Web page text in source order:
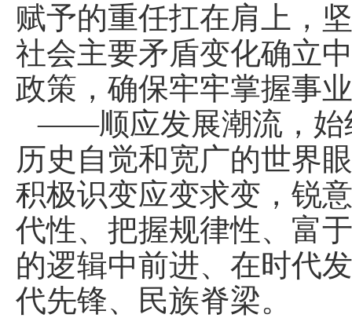
赋予的重任扛在肩上，
社会主要矛盾变化确立
政策，确保牢牢掌握事
——顺应发展潮流，始
历史自觉和宽广的世界
积极识变应变求变，锐
代性、把握规律性、富
的逻辑中前进、在时代
代先锋、民族脊梁。